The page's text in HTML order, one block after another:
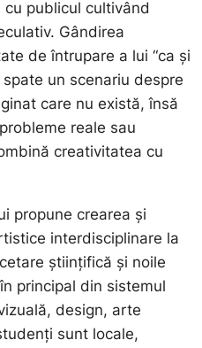
publicul cultivând
Gândirea
de întrupare a lui “ca și
un scenariu despre
care nu există, însă
reale sau
creativitatea cu
propune crearea și
interdisciplinare la
științifică și noile
principal din sistemul
design, arte
sunt locale,